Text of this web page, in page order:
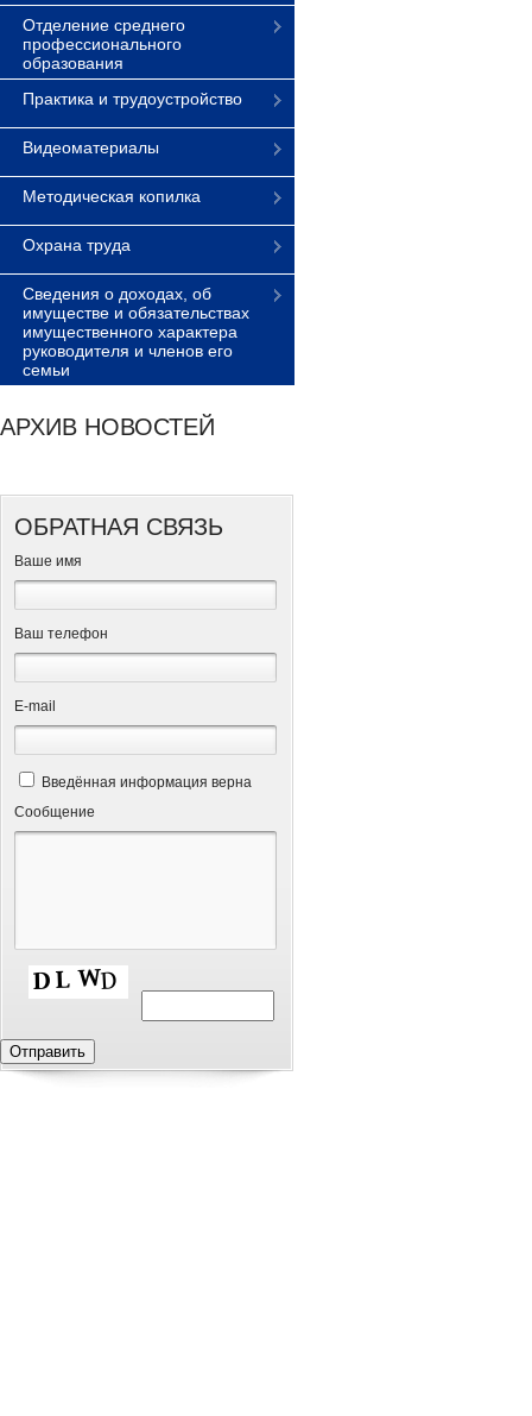
Отделение среднего
профессионального
образования
Практика и трудоустройство
Видеоматериалы
Методическая копилка
Охрана труда
Сведения о доходах, об
имуществе и обязательствах
имущественного характера
руководителя и членов его
семьи
АРХИВ НОВОСТЕЙ
ОБРАТНАЯ СВЯЗЬ
Ваше имя
Ваш телефон
Е-mail
Введённая информация верна
Сообщение